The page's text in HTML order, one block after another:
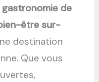
gastronomie de
être sur-
destination
Que vous